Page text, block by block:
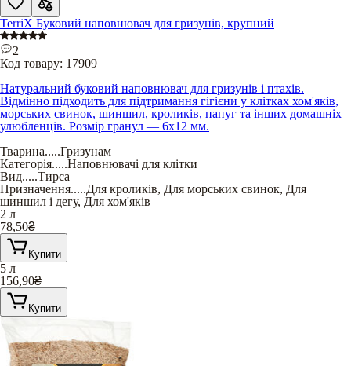
TerriX Буковий наповнювач для гризунів, крупний
2
Код товару: 17909
Натуральний буковий наповнювач для гризунів і птахів.
Відмінно підходить для підтримання гігієни у клітках хом'яків,
морських свинок, шиншил, кроликів, папуг та інших домашніх
улюбленців. Розмір гранул — 6х12 мм.
Тварина.....Гризунам
Категорія.....Наповнювачі для клітки
Вид.....Тирса
Призначення.....Для кроликів, Для морських свинок, Для
шиншил і дегу, Для хом'яків
2 л
78,50₴
Купити
5 л
156,90₴
Купити